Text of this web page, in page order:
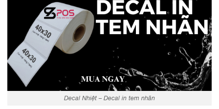
Decal Nhiệt – Decal in tem nhãn